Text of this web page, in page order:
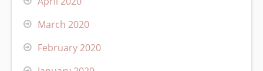
March 2020
February 2020